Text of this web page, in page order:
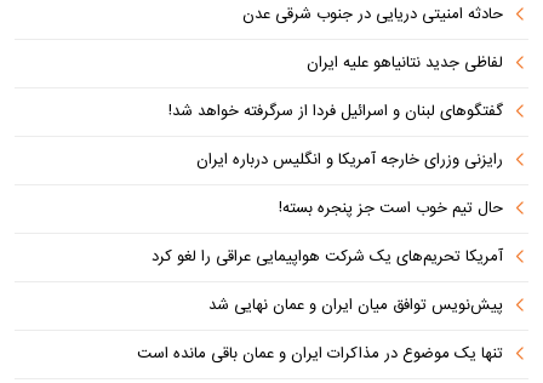
حادثه امنیتی دریایی در جنوب شرقی عدن
لفاظی جدید نتانیاهو علیه ایران
گفتگوهای لبنان و اسرائیل فردا از سرگرفته خواهد شد!
رایزنی وزرای خارجه آمریکا و انگلیس درباره ایران
حال تیم خوب است جز پنجره بسته!
آمریکا تحریم‌های یک شرکت هواپیمایی عراقی را لغو کرد
پیش‌نویس توافق میان ایران و عمان نهایی شد
تنها یک موضوع در مذاکرات ایران و عمان باقی مانده است